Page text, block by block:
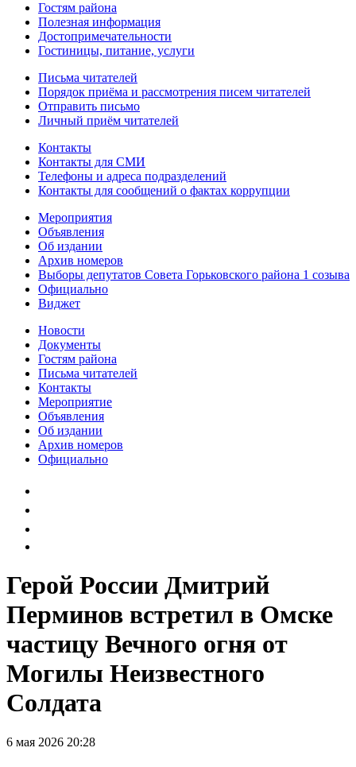
Гостям района
Полезная информация
Достопримечательности
Гостиницы, питание, услуги
Письма читателей
Порядок приёма и рассмотрения писем читателей
Отправить письмо
Личный приём читателей
Контакты
Контакты для СМИ
Телефоны и адреса подразделений
Контакты для сообщений о фактах коррупции
Мероприятия
Объявления
Об издании
Архив номеров
Выборы депутатов Совета Горьковского района 1 созыва
Официально
Виджет
Новости
Документы
Гостям района
Письма читателей
Контакты
Мероприятие
Объявления
Об издании
Архив номеров
Официально
Герой России Дмитрий
Перминов встретил в Омске
частицу Вечного огня от
Могилы Неизвестного
Солдата
6 мая 2026 20:28